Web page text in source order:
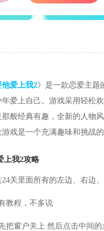
他爱上我2》是一款恋爱主题
年爱上自己。游戏采用轻松
那般经典有趣，全新的人物
戏是一个充满趣味和挑战
上我2攻略
关里面所有的左边、右边
教程，不多说
把窗户关上 然后点击中间